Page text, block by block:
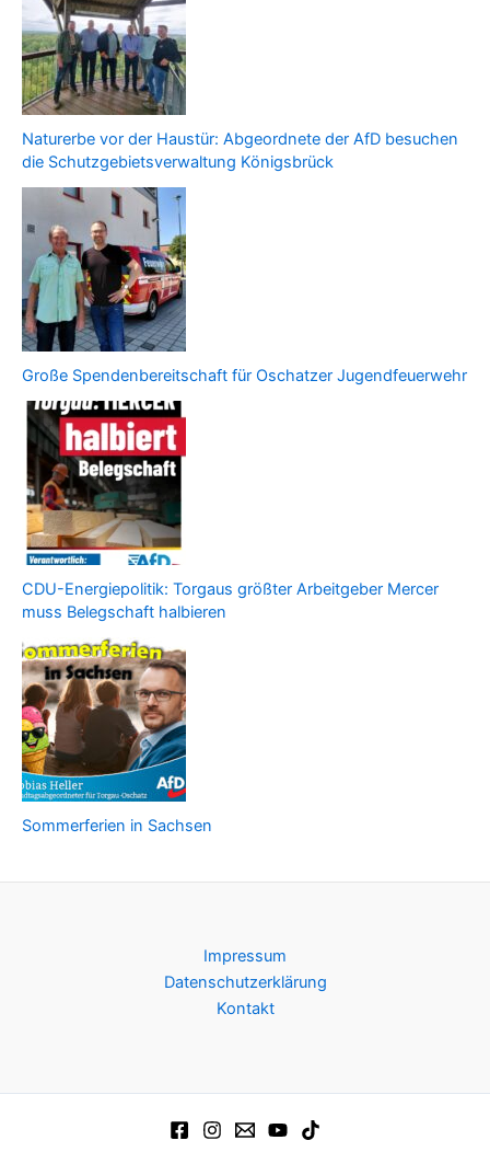
Naturerbe vor der Haustür: Abgeordnete der AfD besuchen
die Schutzgebietsverwaltung Königsbrück
Große Spendenbereitschaft für Oschatzer Jugendfeuerwehr
CDU-Energiepolitik: Torgaus größter Arbeitgeber Mercer
muss Belegschaft halbieren
Sommerferien in Sachsen
Impressum
Datenschutzerklärung
Kontakt